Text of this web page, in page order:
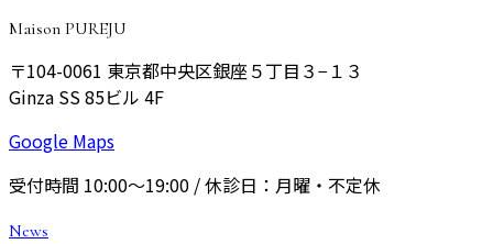
Maison PUREJU
〒104-0061 東京都中央区銀座５丁目３−１３
Ginza SS 85ビル 4F
Google Maps
受付時間 10:00〜19:00 / 休診日： 月曜・不定休
News